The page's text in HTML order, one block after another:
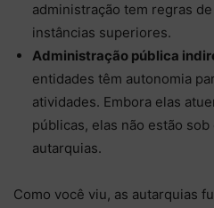
administração tem regras
instâncias superiores.
Administração pública
entidades têm autonomia
atividades. Embora elas
públicas, elas não estão sob
autarquias.
Como você viu, as autarquias